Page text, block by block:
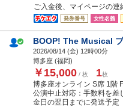
ご入金後、マイページの連
発券番号 女性名義
BOOP! The Musical
2026/08/14 (金) 12時00分
博多座 (福岡)
￥15,000 / 枚 1枚
博多座オンライン S席 1
公演中止対応：手数料を差
金日の翌日までに発送予定